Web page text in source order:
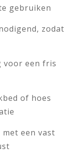
gebruiken
zodat
voor een fris
of hoes
een vast